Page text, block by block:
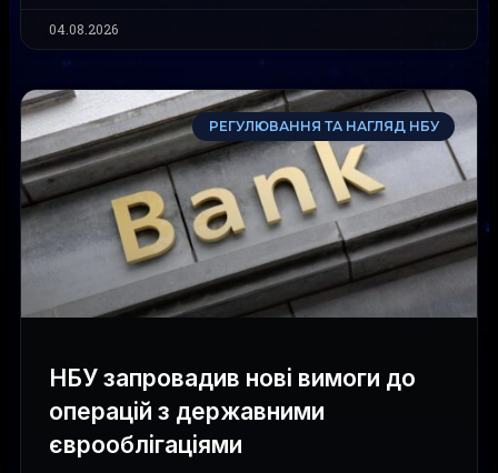
04.08.2026
РЕГУЛЮВАННЯ ТА НАГЛЯД НБУ
НБУ запровадив нові вимоги до
операцій з державними
єврооблігаціями